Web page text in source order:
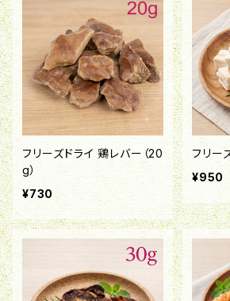
フリーズドライ 鶏レバー（20
g）
¥730
フリー
¥950